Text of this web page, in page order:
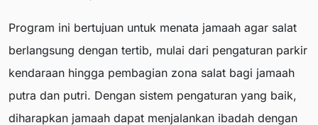
Program ini bertujuan untuk menata jamaah agar salat
berlangsung dengan tertib, mulai dari pengaturan parkir
kendaraan hingga pembagian zona salat bagi jamaah
putra dan putri. Dengan sistem pengaturan yang baik,
diharapkan jamaah dapat menjalankan ibadah dengan